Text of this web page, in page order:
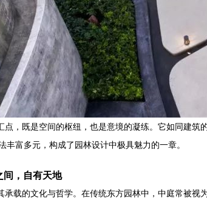
，既是空间的枢纽，也是意境的凝练。它如同建筑
丰富多元，构成了园林设计中极具魅力的一章。
间，自有天地
承载的文化与哲学。在传统东方园林中，中庭常被